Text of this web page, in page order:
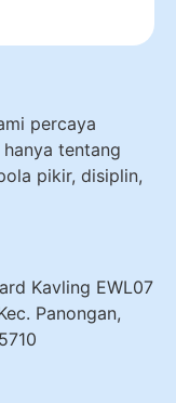
percaya
tentang
pikir, disiplin,
Kavling EWL07
Panongan,